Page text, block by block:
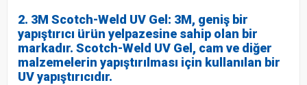
2. 3M Scotch-Weld UV Gel: 3M, geniş bir
yapıştırıcı ürün yelpazesine sahip olan bir
markadır. Scotch-Weld UV Gel, cam ve diğer
malzemelerin yapıştırılması için kullanılan bir
UV yapıştırıcıdır.